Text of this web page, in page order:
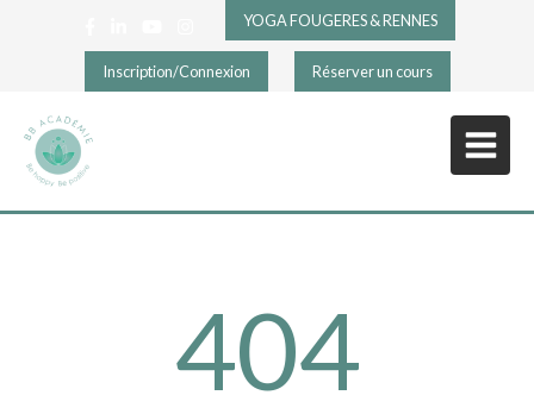
YOGA FOUGERES & RENNES
Inscription/Connexion Réserver un cours
404